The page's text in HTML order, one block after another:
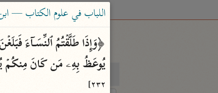
بحث
اللباب في علوم الكتاب — ابن
یُوعَظُ بِهِۦ مَن كَانَ مِنكُمۡ
٢٣٢]